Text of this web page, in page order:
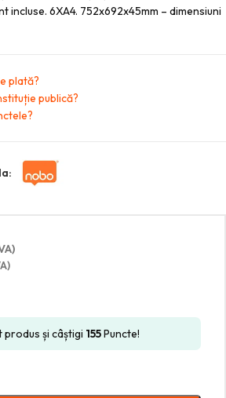
incluse. 6XA4. 752x692x45mm – dimensiuni
plată?
publică?
produs și câștigi 155Puncte!